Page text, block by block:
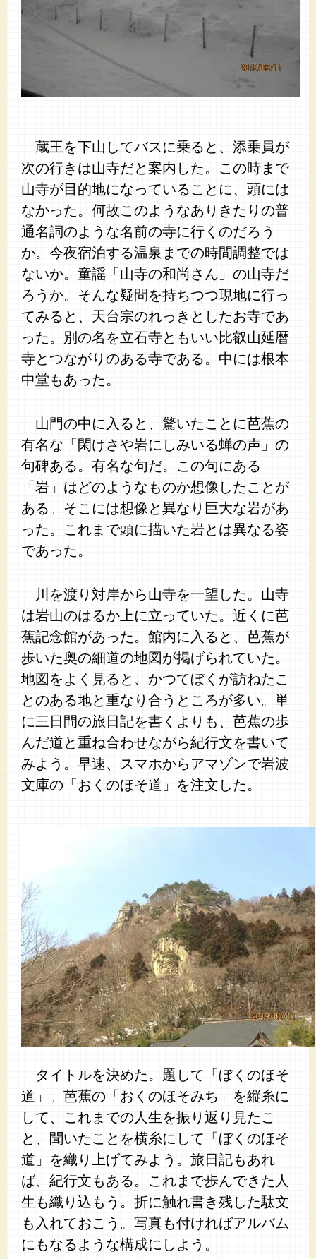
蔵王を下山してバスに乗ると、添乗員が
次の行きは山寺だと案内した。この時まで
山寺が目的地になっていることに、頭には
なかった。何故このようなありきたりの普
通名詞のような名前の寺に行くのだろう
か。今夜宿泊する温泉までの時間調整では
ないか。童謡「山寺の和尚さん」の山寺だ
ろうか。そんな疑問を持ちつつ現地に行っ
てみると、天台宗のれっきとしたお寺であ
った。別の名を立石寺ともいい比叡山延暦
寺とつながりのある寺である。中には根本
中堂もあった。
山門の中に入ると、驚いたことに芭蕉の
有名な「閑けさや岩にしみいる蝉の声」の
句碑ある。有名な句だ。この句にある
「岩」はどのようなものか想像したことが
ある。そこには想像と異なり巨大な岩があ
った。これまで頭に描いた岩とは異なる姿
であった。
川を渡り対岸から山寺を一望した。山寺
は岩山のはるか上に立っていた。近くに芭
蕉記念館があった。館内に入ると、芭蕉が
歩いた奥の細道の地図が掲げられていた。
地図をよく見ると、かつてぼくが訪ねたこ
とのある地と重なり合うところが多い。単
に三日間の旅日記を書くよりも、芭蕉の歩
んだ道と重ね合わせながら紀行文を書いて
みよう。早速、スマホからアマゾンで岩波
文庫の「おくのほそ道」を注文した。
タイトルを決めた。題して「ぼくのほそ
道」。芭蕉の「おくのほそみち」を縦糸に
して、これまでの人生を振り返り見たこ
と、聞いたことを横糸にして「ぼくのほそ
道」を織り上げてみよう。旅日記もあれ
ば、紀行文もある。これまで歩んできた人
生も織り込もう。折に触れ書き残した駄文
も入れておこう。写真も付ければアルバム
にもなるような構成にしよう。